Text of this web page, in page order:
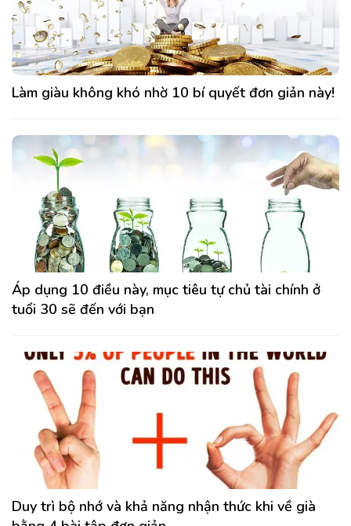
Làm giàu không khó nhờ 10 bí quyết đơn giản này!
Áp dụng 10 điều này, mục tiêu tự chủ tài chính ở
tuổi 30 sẽ đến với bạn
Duy trì bộ nhớ và khả năng nhận thức khi về già